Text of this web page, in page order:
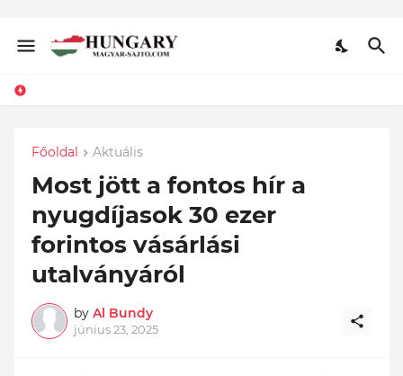
Főoldal Aktuális
Most jött a fontos hír a
nyugdíjasok 30 ezer
forintos vásárlási
utalványáról
by Al Bundy
június 23, 2025